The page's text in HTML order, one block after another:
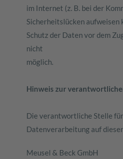
im Internet (z. B. bei der
Sicherheitslücken aufweisen
Schutz der Daten vor dem
nicht
möglich.
Hinweis zur
Die verantwortliche Stelle
Datenverarbeitung auf
Meusel & Beck GmbH